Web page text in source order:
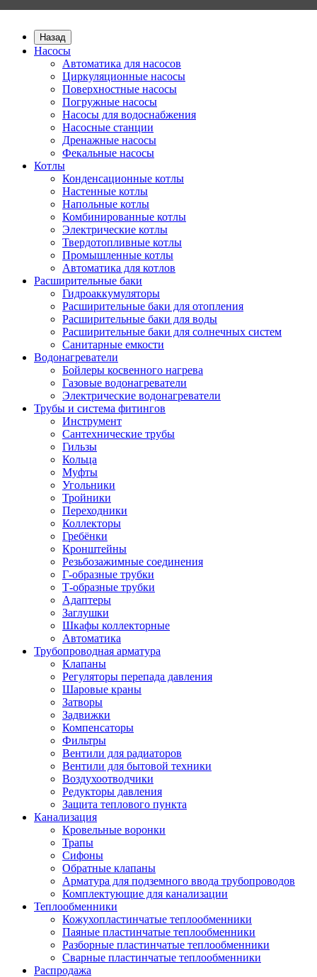
Назад
Насосы
Автоматика для насосов
Циркуляционные насосы
Поверхностные насосы
Погружные насосы
Насосы для водоснабжения
Насосные станции
Дренажные насосы
Фекальные насосы
Котлы
Конденсационные котлы
Настенные котлы
Напольные котлы
Комбинированные котлы
Электрические котлы
Твердотопливные котлы
Промышленные котлы
Автоматика для котлов
Расширительные баки
Гидроаккумуляторы
Расширительные баки для отопления
Расширительные баки для воды
Расширительные баки для солнечных систем
Санитарные емкости
Водонагреватели
Бойлеры косвенного нагрева
Газовые водонагреватели
Электрические водонагреватели
Трубы и система фитингов
Инструмент
Сантехнические трубы
Гильзы
Кольца
Муфты
Угольники
Тройники
Переходники
Коллекторы
Гребёнки
Кронштейны
Резьбозажимные соединения
Г-образные трубки
Т-образные трубки
Адаптеры
Заглушки
Шкафы коллекторные
Автоматика
Трубопроводная арматура
Клапаны
Регуляторы перепада давления
Шаровые краны
Затворы
Задвижки
Компенсаторы
Фильтры
Вентили для радиаторов
Вентили для бытовой техники
Воздухоотводчики
Редукторы давления
Защита теплового пункта
Канализация
Кровельные воронки
Трапы
Сифоны
Обратные клапаны
Арматура для подземного ввода трубопроводов
Комплектующие для канализации
Теплообменники
Кожухопластинчатые теплообменники
Паяные пластинчатые теплообменники
Разборные пластинчатые теплообменники
Сварные пластинчатые теплообменники
Распродажа